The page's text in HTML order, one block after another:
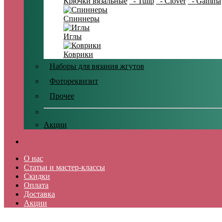
Спиннеры
Иглы
Коврики
Наборы для вязания жгутов
Фотореквизит
Прочее
Акции
О нас
Статьи и мастер-классы
Скидки
Оплата
Доставка
Акции